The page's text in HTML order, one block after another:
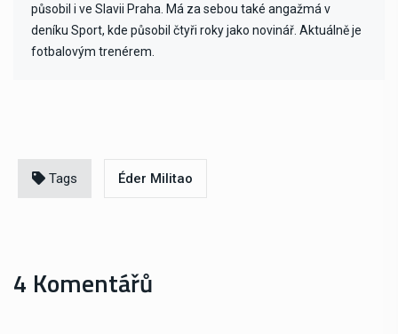
působil i ve Slavii Praha. Má za sebou také angažmá v
deníku Sport, kde působil čtyři roky jako novinář. Aktuálně je
fotbalovým trenérem.
Tags Éder Militao
4 Komentářů